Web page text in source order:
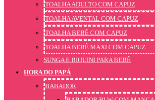
TOALHA ADULTO COM CAPUZ
TOALHA AVENTAL COM CAPUZ
TOALHA BEBÊ COM CAPUZ
TOALHA BEBÊ MAXI COM CAPUZ
SUNGA E BIQUINI PARA BEBÊ
HORA DO PAPÁ
BABADOR